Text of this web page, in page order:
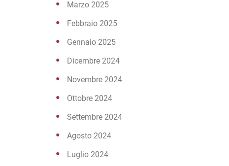
Marzo 2025
Febbraio 2025
Gennaio 2025
Dicembre 2024
Novembre 2024
Ottobre 2024
Settembre 2024
Agosto 2024
Luglio 2024